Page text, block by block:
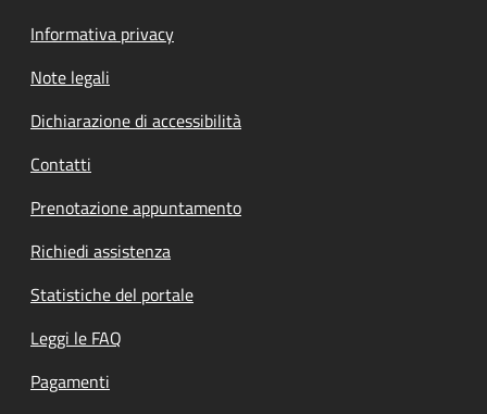
Informativa privacy
Note legali
Dichiarazione di accessibilità
Contatti
Prenotazione appuntamento
Richiedi assistenza
Statistiche del portale
Leggi le FAQ
Pagamenti